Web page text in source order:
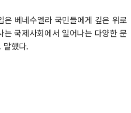
베네수엘라 국민들에게 깊은 위로
국제사회에서 일어나는 다양한 문
말했다.